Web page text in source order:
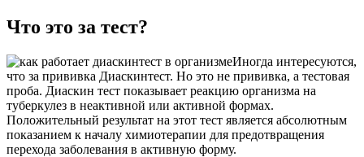
Что это за тест?
Иногда интересуются,
что за прививка Диаскинтест. Но это не прививка, а тестовая
проба. Диаскин тест показывает реакцию организма на
туберкулез в неактивной или активной формах.
Положительный результат на этот тест является абсолютным
показанием к началу химиотерапии для предотвращения
перехода заболевания в активную форму.